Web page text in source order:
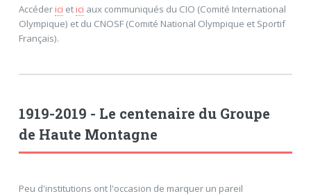
Accéderici etici aux communiqués du CIO (Comité International
Olympique) et du CNOSF (Comité National Olympique et Sportif
Français).
1919-2019 - Le centenaire du Groupe
de Haute Montagne
Peu d'institutions ont l'occasion de marquer un pareil